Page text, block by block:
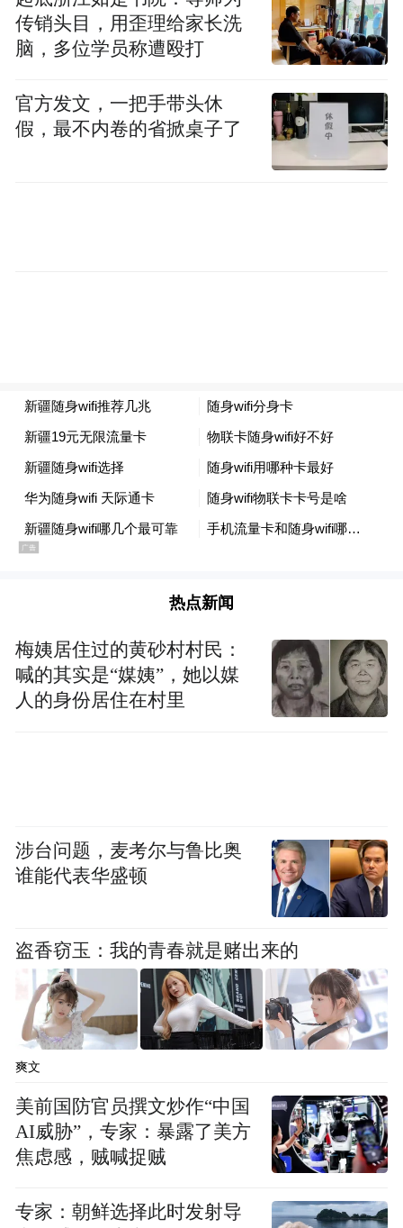
破界深耕：一年打磨铺就文明对话路
这场跨界盛宴，并非一时之举。洛阳国际传
《我在龙门修文物》定格修复师的匠心坚
守；《经纬计划》探寻流散文物数字回归之
路；《大地的注视》探讨石质遗产保护命
题；微综艺《龙门开ZAO吧》记录中外青年
共创瞬间。
从数字保护到国际传播，从青年共创到文明
尽，文明无疆。这是龙门石窟的时代答卷，
更是洛阳讲好中国故事的创新样本。
破圈共创：全球青年共绘龙门新图景
展览现场，“龙门焕新——全球青年文创设计
挑战赛”颁奖仪式同步举行。赛事自2026年1
月启动，吸引法国、新加坡、伊朗等十余个
传销头目，用歪理给家长洗
脑，多位学员称遭殴打
官方发文，一把手带头休
假，最不内卷的省掀桌子了
热点新闻
梅姨居住过的黄砂村村民：
喊的其实是“媒姨”，她以媒
人的身份居住在村里
涉台问题，麦考尔与鲁比奥
谁能代表华盛顿
盗香窃玉：我的青春就是赌出来的
爽文
美前国防官员撰文炒作“中国
AI威胁”，专家：暴露了美方
焦虑感，贼喊捉贼
专家：朝鲜选择此时发射导